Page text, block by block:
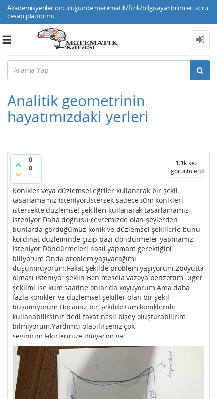
Akademisyenler öncülüğünde matematik/fizik/bilgisayar bilimleri soru
cevap platformu
Toggle
Analitik geometrinin
hayatımızdaki yerleri
0
0
1.1kkez
görüntülendi
Konikler veya düzlemsel eğriler kullanarak bir şekil
tasarlamamız isteniyor.İstersek sadece tüm konikleri
istersekte düzlemsel şekilleri kullanarak tasarlamamız
isteniyor.Daha doğrusu çevremizde olan şeylerden
bunlarda gördüğümüz konik ve düzlemsel şekillerle bunu
kordinat düzleminde çizip bazı döndürmeler yapmamız
isteniyor.Döndürmeleri nasıl yapmam gerektiğini
biliyorum.Onda problem yaşıyacağımı
düşünmüyorum.Fakat şekilde problem yaşıyorum.2boyutta
olması isteniyor şeklin.Ben mesela vazoya benzettim.Diğer
şeklimi ise kum saatine onlarıda koyuyorum.Ama daha
fazla konikler ve düzlemsel şekiller olan bir şekil
buşamıyorum.Hocamız bir şekilde tüm konikleride
kullanabilirsiniz dedi fakat nasıl bişey oluşturabilirim
bilmiyorum.Yardımcı olabilirseniz çok
sevinirim.Fikirlerinize ihtiyacım var.